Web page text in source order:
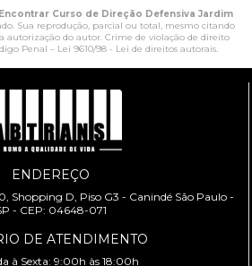
Curso de Direção Defensiva Jardim
Sua reprodução, parcial ou total, mesmo citando
autorização do autor. Crime de violação de direito
Penal – Lei 9610/98 - Lei de direitos autorais.
ENDEREÇO
Shopping D, Piso G3 - Canindé São Paulo -
- CEP: 04648-071
DE ATENDIMENTO
à Sexta: 9:00h às 18:00h